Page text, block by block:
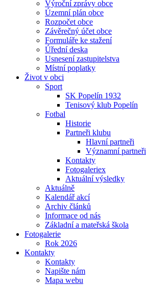
Výroční zprávy obce
Územní plán obce
Rozpočet obce
Závěrečný účet obce
Formuláře ke stažení
Úřední deska
Usnesení zastupitelstva
Místní poplatky
Život v obci
Sport
SK Popelín 1932
Tenisový klub Popelín
Fotbal
Historie
Partneři klubu
Hlavní partneři
Významní partneři
Kontakty
Fotogaleriex
Aktuální výsledky
Aktuálně
Kalendář akcí
Archiv článků
Informace od nás
Základní a mateřská škola
Fotogalerie
Rok 2026
Kontakty
Kontakty
Napište nám
Mapa webu